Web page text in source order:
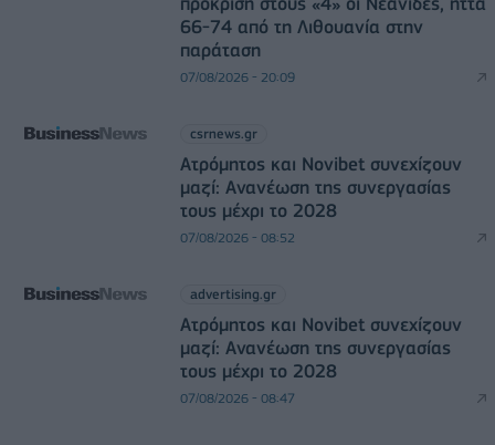
66-74 από τη Λιθουανία στην
παράταση
07/08/2026 - 20:09
csrnews.gr
Ατρόμητος και Novibet συνεχίζουν
μαζί: Ανανέωση της συνεργασίας
τους μέχρι το 2028
07/08/2026 - 08:52
advertising.gr
Ατρόμητος και Novibet συνεχίζουν
μαζί: Ανανέωση της συνεργασίας
τους μέχρι το 2028
07/08/2026 - 08:47